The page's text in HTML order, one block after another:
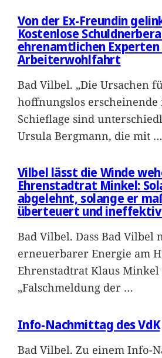
Von der Ex-Freundin
Kostenlose
ehrenamtlichen Experten
Arbeiterwohlfahrt
Bad Vilbel. „Die Ursachen
hoffnungslos
Schieflage sind
Ursula Bergmann, die mit …
Vilbel lässt die Winde
Ehrenstadtrat Minkel:
abgelehnt, solange er
überteuert und
Bad Vilbel. Dass Bad Vilbel
erneuerbarer Energie am
Ehrenstadtrat Klaus Minkel
„Falschmeldung der …
Info-Nachmittag des VdK
Bad Vilbel. Zu einem Info-